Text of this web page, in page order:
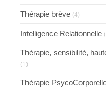
Thérapie brève (4)
Intelligence Relationnelle
Thérapie, sensibilité,
(1)
Thérapie